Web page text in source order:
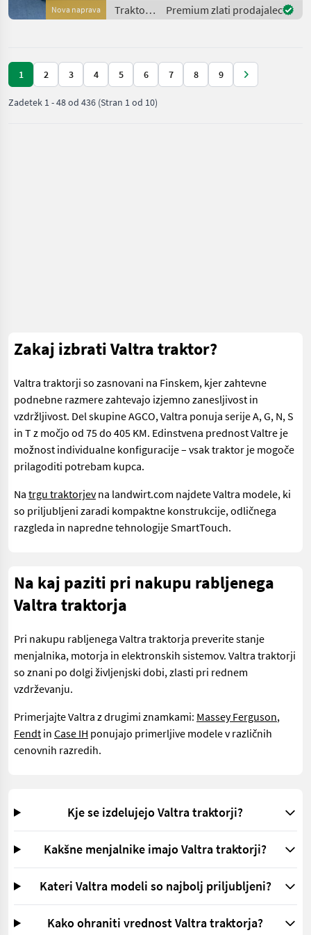
Nova naprava
Predgretje
Traktor /
Valtra
Premium zlati prodajalec
1 2 3 4 5 6 7 8 9
Zadetek 1-48od 436 (Stran 1 od 10)
Zakaj izbrati Valtra traktor?
Valtra traktorji so zasnovani na Finskem, kjer zahtevne
podnebne razmere zahtevajo izjemno zanesljivost in
vzdržljivost. Del skupine AGCO, Valtra ponuja serije A, G, N, S
in T z močjo od 75 do 405 KM. Edinstvena prednost Valtre je
možnost individualne konfiguracije – vsak traktor je mogoče
prilagoditi potrebam kupca.
Na trgu traktorjevna landwirt.com najdete Valtra modele, ki
so priljubljeni zaradi kompaktne konstrukcije, odličnega
razgleda in napredne tehnologije SmartTouch.
Na kaj paziti pri nakupu rabljenega
Valtra traktorja
Pri nakupu rabljenega Valtra traktorja preverite stanje
menjalnika, motorja in elektronskih sistemov. Valtra traktorji
so znani po dolgi življenjski dobi, zlasti pri rednem
vzdrževanju.
Primerjajte Valtra z drugimi znamkami: Massey Ferguson,
Fendt in Case IH ponujajo primerljive modele v različnih
cenovnih razredih.
Kje se izdelujejo Valtra traktorji?
Kakšne menjalnike imajo Valtra traktorji?
Kateri Valtra modeli so najbolj priljubljeni?
Kako ohraniti vrednost Valtra traktorja?